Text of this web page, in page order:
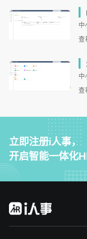
查
查
立即注册i人事，
开启智能一体化